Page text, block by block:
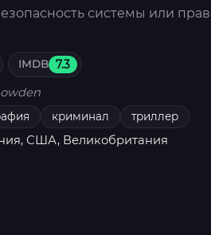
системы или
IMDB 7.3
криминал триллер
США, Великобритания